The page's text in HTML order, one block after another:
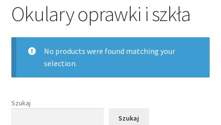
Koszyk
Okulary oprawki i szkła
No products were found matching your
selection.
Szukaj
Szukaj